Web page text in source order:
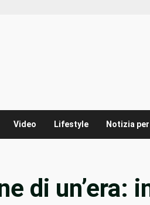
Video Lifestyle Notizia
di un’era: